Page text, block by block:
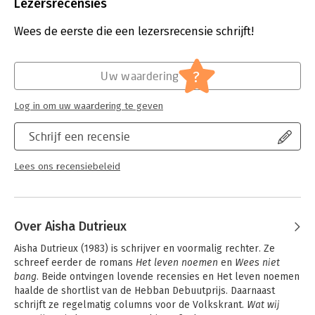
Een boek om samen over te praten.
Verschijningsdatum:
8-2-2024
Literatuur en romans
Lezersrecensies
Wees de eerste die een lezersrecensie schrijft!
Schrijf een recensie
Lees ons recensiebeleid
Uw waardering ?
Log in om uw waardering te geven
Over Aisha Dutrieux
Aisha Dutrieux (1983) is schrijver en voormalig rechter. Ze
schreef eerder de romans Het leven noemen en Wees niet
bang. Beide ontvingen lovende recensies en Het leven noemen
haalde de shortlist van de Hebban Debuutprijs. Daarnaast
schrijft ze regelmatig columns voor de Volkskrant. Wat wij